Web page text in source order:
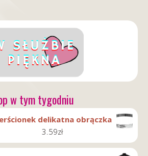
w tym tygodniu
delikatna obrączka
3.59zł